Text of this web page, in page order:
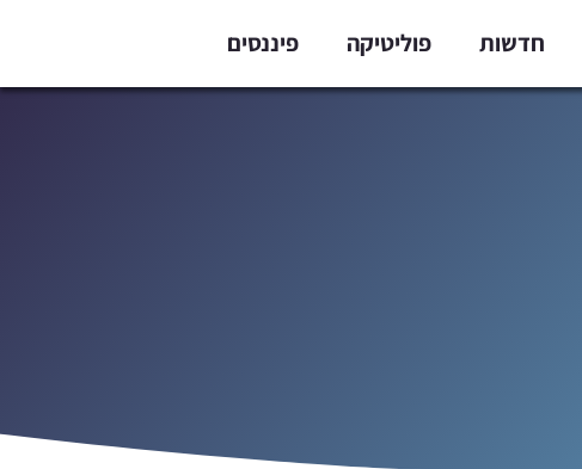
חדשות פוליטיקה פיננסים